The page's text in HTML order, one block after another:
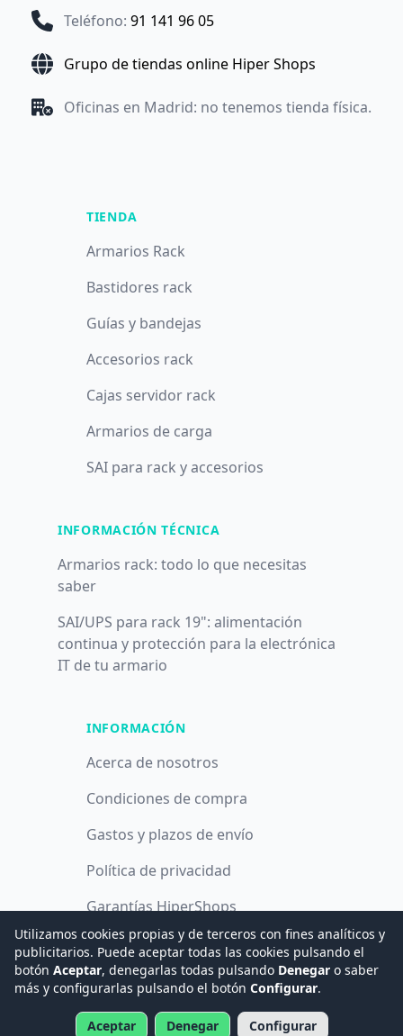
Teléfono: 91 141 96 05
Grupo de tiendas online Hiper Shops
Oficinas en Madrid: no tenemos tienda física.
TIENDA
Armarios Rack
Bastidores rack
Guías y bandejas
Accesorios rack
Cajas servidor rack
Armarios de carga
SAI para rack y accesorios
INFORMACIÓN TÉCNICA
Armarios rack: todo lo que necesitas
saber
SAI/UPS para rack 19": alimentación
continua y protección para la electrónica
IT de tu armario
INFORMACIÓN
Acerca de nosotros
Condiciones de compra
Gastos y plazos de envío
Política de privacidad
Garantías HiperShops
Política de cookies
© 2008 -2026Hogar Digital e Inmótica Ingenieros, S.L.
Utilizamos cookies propias y de terceros con fines analíticos y
publicitarios. Puede aceptar todas las cookies pulsando el
botón Aceptar, denegarlas todas pulsando Denegar o saber
más y configurarlas pulsando el botón Configurar.
Aceptar Denegar Configurar